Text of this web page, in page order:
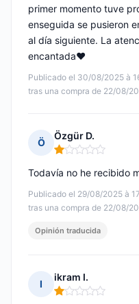
Publicado el 30/08/2025 à
tras una compra de 22/08/
primer momento tuve
enseguida se pusieron
al día siguiente. La
encantada♥️
Ö
Özgür D.
Nota: 1 de 5
Publicado el 29/08/2025 à
tras una compra de 22/08/
Todavía no he recibido
Opinión traducida
I
ikram I.
Nota: 1 de 5